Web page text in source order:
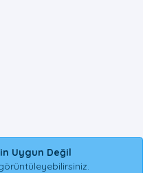
Uygun Değil